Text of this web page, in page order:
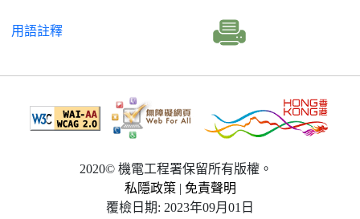
用語註釋
2020© 機電工程署保留所有版權。
私隱政策 | 免責聲明
覆檢日期: 2023年09月01日